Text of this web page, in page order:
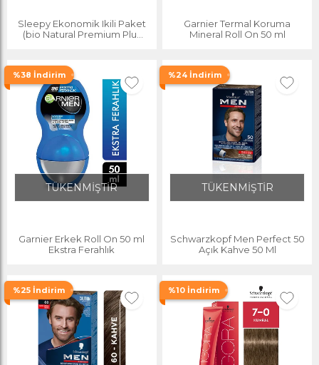
Sleepy Ekonomik Ikili Paket
(bio Natural Premium Plus
Garnier Termal Koruma
Mineral Roll On 50 ml
%38 İndirim
TÜKENMİŞTİR
Garnier Erkek Roll On 50 ml
Ekstra Ferahlık
%24 İndirim
TÜKENMİŞTİR
Schwarzkopf Men Perfect 50
Açık Kahve 50 Ml
%25 İndirim %10 İndirim